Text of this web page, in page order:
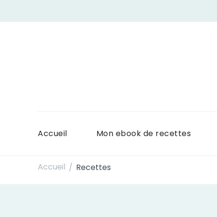
Accueil Mon ebook de recettes
Accueil / Recettes